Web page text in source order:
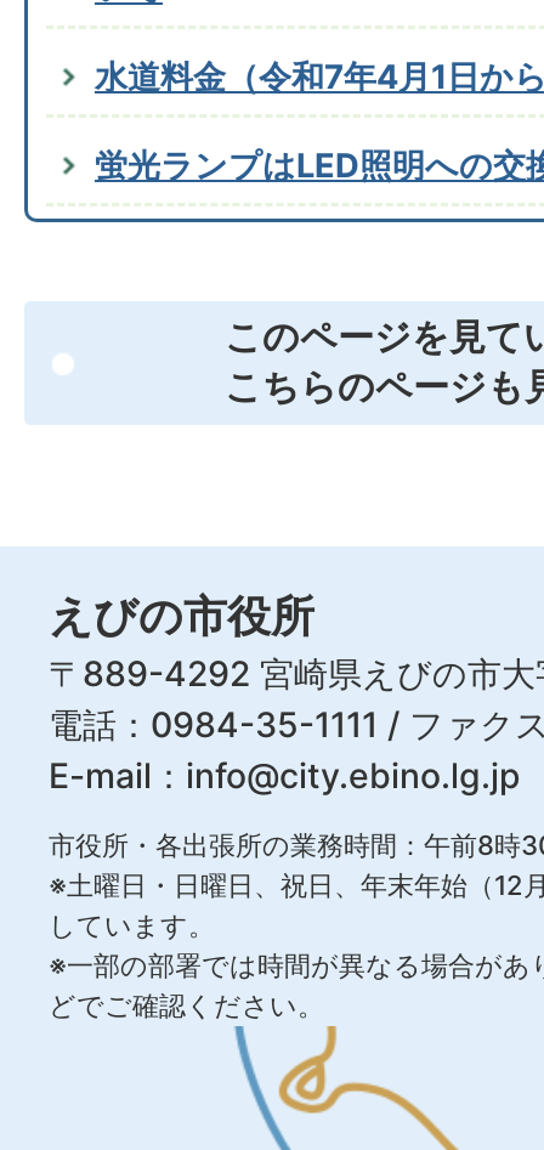
水道料金（令和7年4月1日か
蛍光ランプはLED照明への交
このページを見て
こちらのページも
えびの市役所
〒889-4292 宮崎県えびの市大
電話：0984-35-1111 / ファ
E-mail： info@city.ebino.lg.jp
市役所・各出張所の業務時間：午前8時
※土曜日・日曜日、祝日、年末年始（12
しています。
※一部の部署では時間が異なる場合が
どでご確認ください。